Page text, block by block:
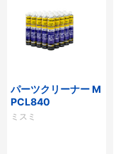
パーツクリーナー M
PCL840
ミスミ